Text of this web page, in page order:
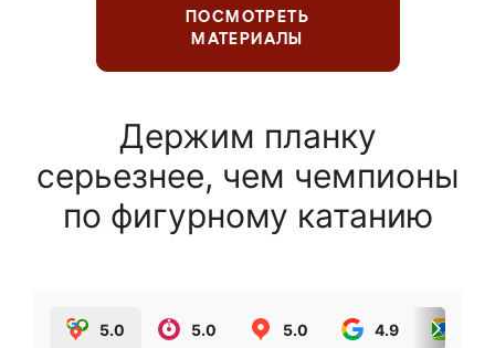
ПОСМОТРЕТЬ
МАТЕРИАЛЫ
Держим планку
серьезнее, чем чемпионы
по фигурному катанию
5.0 5.0 5.0 4.9